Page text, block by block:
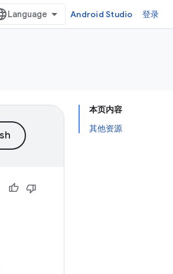
Android Studio 登录
本页内容
其他资源